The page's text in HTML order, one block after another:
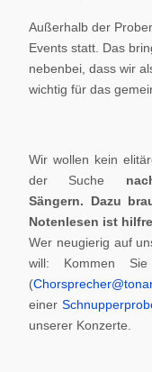
Außerhalb der
Events statt. Das
nebenbei, dass wir
wichtig für das
Wir wollen kein
der Suche
Sängern. Dazu
Notenlesen ist
Wer neugierig auf
will: Kommen
(
einer
unserer Konzerte.